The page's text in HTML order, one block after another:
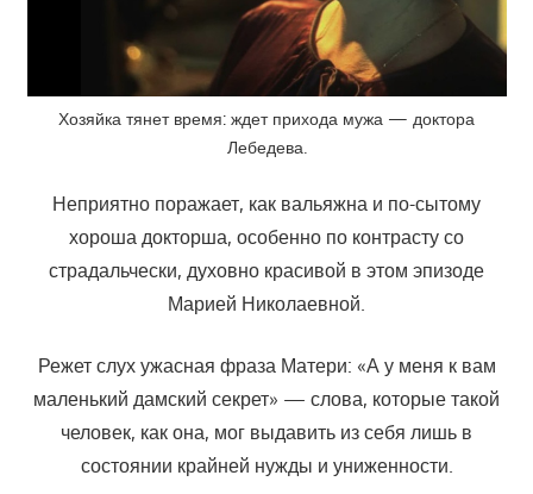
Хозяйка тянет время: ждет прихода мужа — доктора
Лебедева.
Неприятно поражает, как вальяжна и по-сытому
хороша докторша, особенно по контрасту со
страдальчески, духовно красивой в этом эпизоде
Марией Николаевной.
Режет слух ужасная фраза Матери: «А у меня к вам
маленький дамский секрет» — слова, которые такой
человек, как она, мог выдавить из себя лишь в
состоянии крайней нужды и униженности.